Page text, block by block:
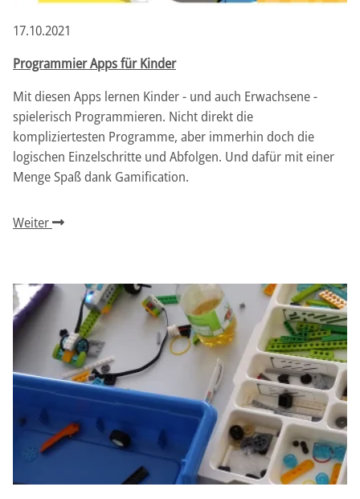
17.10.2021
Programmier Apps für Kinder
Mit diesen Apps lernen Kinder - und auch Erwachsene -
spielerisch Programmieren. Nicht direkt die
kompliziertesten Programme, aber immerhin doch die
logischen Einzelschritte und Abfolgen. Und dafür mit einer
Menge Spaß dank Gamification.
Weiter